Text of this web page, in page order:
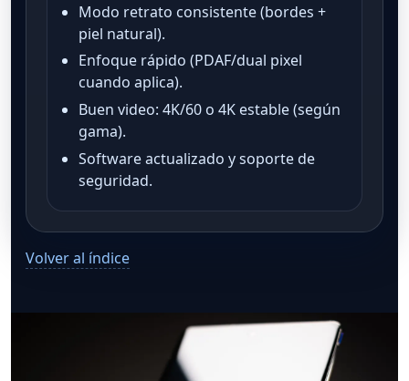
Modo retrato consistente (bordes +
piel natural).
Enfoque rápido (PDAF/dual pixel
cuando aplica).
Buen video: 4K/60 o 4K estable (según
gama).
Software actualizado y soporte de
seguridad.
Volver al índice